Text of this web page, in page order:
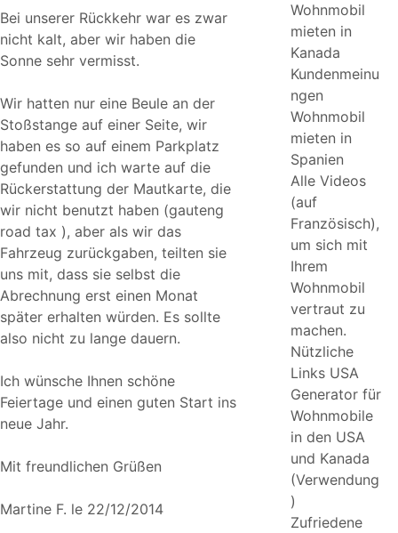
Bei unserer Rückkehr war es zwar
nicht kalt, aber wir haben die
Sonne sehr vermisst.
Wir hatten nur eine Beule an der
Stoßstange auf einer Seite, wir
haben es so auf einem Parkplatz
gefunden und ich warte auf die
Rückerstattung der Mautkarte, die
wir nicht benutzt haben (gauteng
road tax ), aber als wir das
Fahrzeug zurückgaben, teilten sie
uns mit, dass sie selbst die
Abrechnung erst einen Monat
später erhalten würden. Es sollte
also nicht zu lange dauern.
Ich wünsche Ihnen schöne
Feiertage und einen guten Start ins
neue Jahr.
Mit freundlichen Grüßen
Martine F. le 22/12/2014
Wohnmobil
mieten in
Kanada
Kundenmeinu
ngen
Wohnmobil
mieten in
Spanien
Alle Videos
(auf
Französisch),
um sich mit
Ihrem
Wohnmobil
vertraut zu
machen.
Nützliche
Links USA
Generator für
Wohnmobile
in den USA
und Kanada
(Verwendung
)
Zufriedene